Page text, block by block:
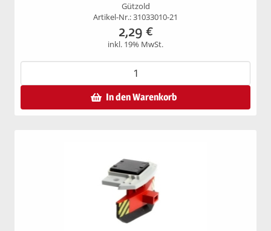
Gützold
Artikel-Nr.: 31033010-21
2,29 €
inkl. 19% MwSt.
In den Warenkorb